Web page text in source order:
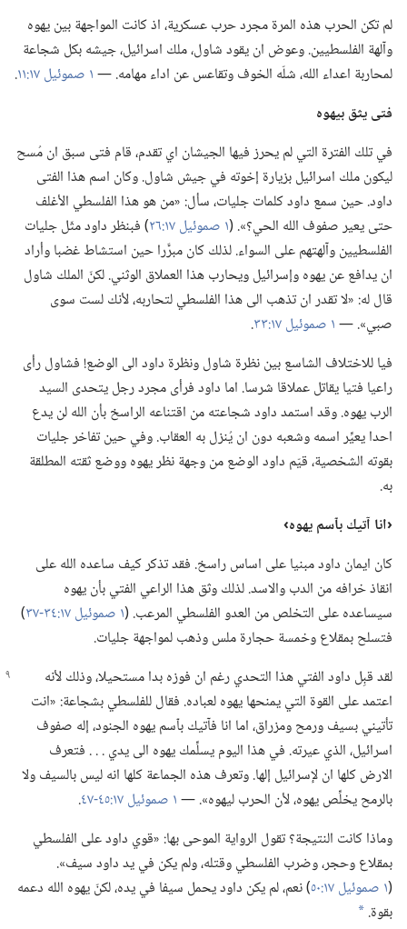
لم تكن الحرب هذه المرة مجرد حرب عسكرية،‏ اذ كانت المواجهة بين يهوه
وآلهة الفلسطيين.‏ وعوض ان يقود شاول،‏ ملك اسرائيل،‏ جيشه بكل شجاعة
لمحاربة اعداء الله،‏ شلّه الخوف وتقاعس عن اداء مهامه.‏ —‏١ صموئيل ١٧:‏١١
‏.‏
فتى يثق بيهوه
في تلك الفترة التي لم يحرز فيها الجيشان اي تقدم،‏ قام فتى سبق ان مُسح
ليكون ملك اسرائيل بزيارة إخوته في جيش شاول.‏ وكان اسم هذا الفتى
داود.‏ حين سمع داود كلمات جليات،‏ سأل:‏ «من هو هذا الفلسطي الأغلف
حتى يعير صفوف الله الحي؟‏».‏ (‏١ صموئيل ١٧:‏٢٦
‏)‏ فبنظر داود مثّل جليات
الفلسطيين وآلهتهم على السواء.‏ لذلك كان مبرَّرا حين استشاط غضبا وأراد
ان يدافع عن يهوه وإسرائيل ويحارب هذا العملاق الوثني.‏ لكنّ الملك شاول
قال له:‏ «لا تقدر ان تذهب الى هذا الفلسطي لتحاربه،‏ لأنك لست سوى
صبي».‏ —‏١ صموئيل ١٧:‏٣٣
‏.‏
فيا للاختلاف الشاسع بين نظرة شاول ونظرة داود الى الوضع!‏ فشاول رأى
راعيا فتيا يقاتل عملاقا شرسا.‏ اما داود فرأى مجرد رجل يتحدى السيد
الرب يهوه.‏ وقد استمد داود شجاعته من اقتناعه الراسخ بأن الله لن يدع
احدا يعيِّر اسمه وشعبه دون ان يُنزل به العقاب.‏ وفي حين تفاخر جليات
بقوته الشخصية،‏ قيّم داود الوضع من وجهة نظر يهوه ووضع ثقته المطلقة
به.‏
‏‹انا آتيك بٱسم يهوه›‏
كان ايمان داود مبنيا على اساس راسخ.‏ فقد تذكر كيف ساعده الله على
انقاذ خرافه من الدب والاسد.‏ لذلك وثق هذا الراعي الفتي بأن يهوه
سيساعده على التخلص من العدو الفلسطي المرعب.‏ (‏١ صموئيل ١٧:‏٣٤-‏٣٧
‏)‏
فتسلح بمقلاع وخمسة حجارة ملس وذهب لمواجهة جليات.‏
لقد قبِل داود الفتي هذا التحدي رغم ان فوزه بدامستحيلا،‏ وذلك لأنه
اعتمد على القوة التي يمنحها يهوه لعباده.‏ فقال للفلسطي بشجاعة:‏ «انت
تأتيني بسيف ورمح ومزراق،‏ اما انا فآتيك بٱسم يهوه الجنود،‏ إله صفوف
اسرائيل،‏ الذي عيرته.‏ في هذا اليوم يسلِّمك يهوه الى يدي .‏ .‏ .‏ فتعرف
الارض كلها ان لإسرائيل إلها.‏ وتعرف هذه الجماعة كلها انه ليس بالسيف ولا
بالرمح يخلِّص يهوه،‏ لأن الحرب ليهوه».‏ —‏١ صموئيل ١٧:‏٤٥-‏٤٧
‏.‏
وماذا كانت النتيجة؟‏ تقول الرواية الموحى بها:‏ «قوي داود على الفلسطي
بمقلاع وحجر،‏ وضرب الفلسطي وقتله،‏ ولم يكن في يد داود سيف».‏
(‏١ صموئيل ١٧:‏٥٠
‏)‏ نعم،‏ لم يكن داود يحمل سيفا في يده،‏ لكنّ يهوه الله دعمه
بقوة.‏ *